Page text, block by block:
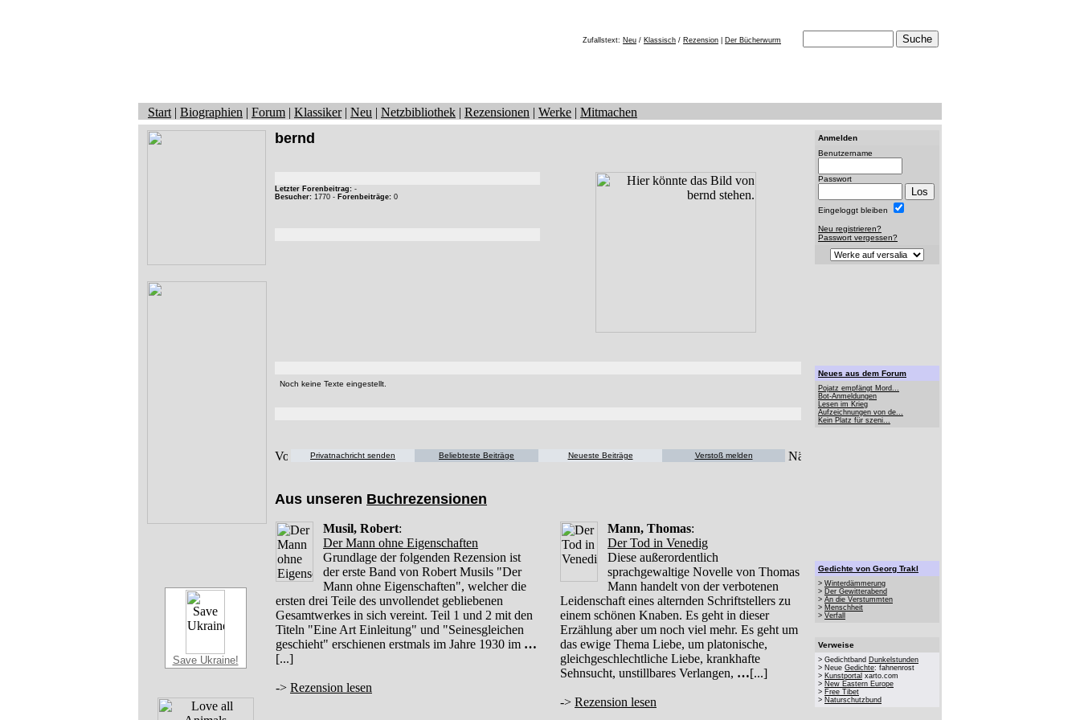
Zufallstext: Neu / Klassisch / Rezension Der Bücherwurm
Start | Biographien | Forum | Klassiker| Neu | Netzbibliothek | Rezensionen | Werke | Mitmachen
Save Ukraine!
bernd
Letzter Forenbeitrag: -
Besucher: 1770 - Forenbeiträge: 0
Noch keine Texte eingestellt.
Privatnachricht senden Beliebteste Beiträge Neueste Beiträge Verstoß melden
Aus unseren Buchrezensionen
Musil, Robert:
Der Mann ohne Eigenschaften
Grundlage der folgenden Rezension ist
der erste Band von Robert Musils "Der
Mann ohne Eigenschaften", welcher die
ersten drei Teile des unvollendet gebliebenen
Gesamtwerkes in sich vereint. Teil 1 und 2 mit den
Titeln "Eine Art Einleitung" und "Seinesgleichen
geschieht" erschienen erstmals im Jahre 1930 im …
[...]
-> Rezension lesen
Mann, Thomas:
Der Tod in Venedig
Diese außerordentlich
sprachgewaltige Novelle von Thomas
Mann handelt von der verbotenen
Leidenschaft eines alternden Schriftstellers zu
einem schönen Knaben. Es geht in dieser
Erzählung aber um noch viel mehr. Es geht um
das ewige Thema Liebe, um platonische,
gleichgeschlechtliche Liebe, krankhafte
Sehnsucht, unstillbares Verlangen, …[...]
-> Rezension lesen
Anmelden
Benutzername
Passwort
Eingeloggt bleiben
Neu registrieren?
Passwort vergessen?
Neues aus dem Forum
Pojatz empfängt Mord...
Bot-Anmeldungen
Lesen im Krieg
Aufzeichnungen von de...
Kein Platz für szeni...
Gedichte von Georg Trakl
> Winterdämmerung
> Der Gewitterabend
> An die Verstummten
> Menschheit
> Verfall
Verweise
> Gedichtband Dunkelstunden
> Neue Gedichte: fahnenrost
> Kunstportal xarto.com
> New Eastern Europe
> Free Tibet
> Naturschutzbund